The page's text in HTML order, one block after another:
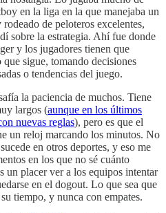
en la liga en la que manejaba un
de peloteros excelentes,
sobre la estrategia. Ahí fue donde
y los jugadores tienen que
sigue, tomando decisiones
o tendencias del juego.
la paciencia de muchos. Tiene
largos (aunque en los últimos
nuevas reglas), pero es que el
un reloj marcando los minutos. No
en otros deportes, y eso me
en los que no sé cuánto
placer ver a los equipos intentar
en el dogout. Lo que sea que
tiempo, y nunca con empates.